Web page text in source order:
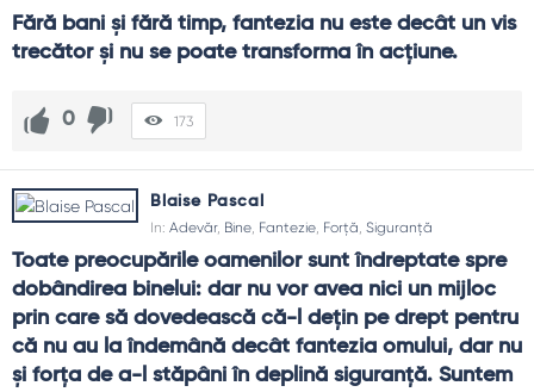
Fără bani şi fără timp, fantezia nu este decât un vis
trecător şi nu se poate transforma în acţiune.
0 173
Blaise Pascal
In: Adevăr, Bine, Fantezie, Forță, Siguranță
Toate preocupările oamenilor sunt îndreptate spre
dobândirea binelui: dar nu vor avea nici un mijloc
prin care să dovedească că-l deţin pe drept pentru
că nu au la îndemână decât fantezia omului, dar nu
şi forţa de a-l stăpâni în deplină siguranţă. Suntem